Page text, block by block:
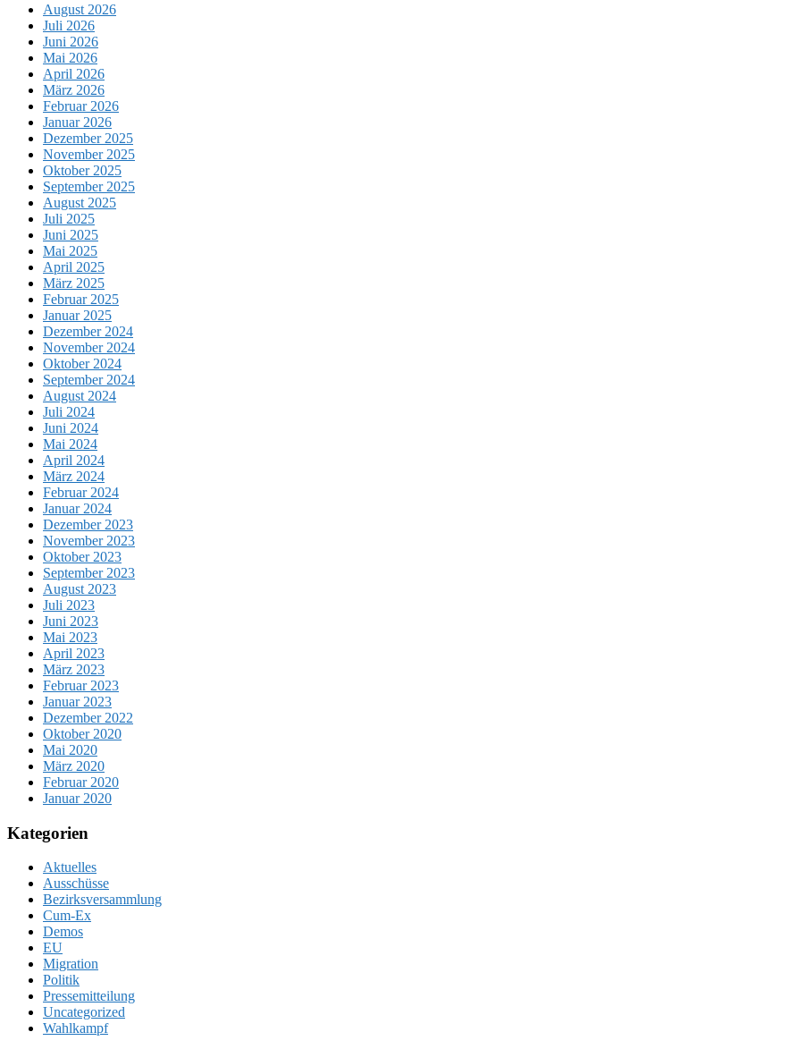
August 2026
Juli 2026
Juni 2026
Mai 2026
April 2026
März 2026
Februar 2026
Januar 2026
Dezember 2025
November 2025
Oktober 2025
September 2025
August 2025
Juli 2025
Juni 2025
Mai 2025
April 2025
März 2025
Februar 2025
Januar 2025
Dezember 2024
November 2024
Oktober 2024
September 2024
August 2024
Juli 2024
Juni 2024
Mai 2024
April 2024
März 2024
Februar 2024
Januar 2024
Dezember 2023
November 2023
Oktober 2023
September 2023
August 2023
Juli 2023
Juni 2023
Mai 2023
April 2023
März 2023
Februar 2023
Januar 2023
Dezember 2022
Oktober 2020
Mai 2020
März 2020
Februar 2020
Januar 2020
Kategorien
Aktuelles
Ausschüsse
Bezirksversammlung
Cum-Ex
Demos
EU
Migration
Politik
Pressemitteilung
Uncategorized
Wahlkampf